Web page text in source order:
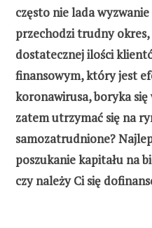
często nie lada
przechodzi trudny
dostatecznej ilości
finansowym, który jest
koronawirusa, boryka się
zatem utrzymać się na
samozatrudnione?
poszukanie kapitału na
czy należy Ci się